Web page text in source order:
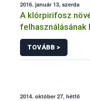
2016. január 13, szerda
A klórpirifosz
felhasználásának
TOVÁBB >
2014. október 27, hétfő